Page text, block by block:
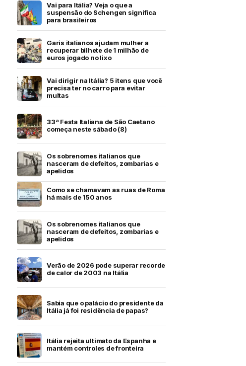
Vai para Itália? Veja o que a
suspensão do Schengen significa
para brasileiros
Garis italianos ajudam mulher a
recuperar bilhete de 1 milhão de
euros jogado no lixo
Vai dirigir na Itália? 5 itens que você
precisa ter no carro para evitar
multas
33ª Festa Italiana de São Caetano
começa neste sábado (8)
Os sobrenomes italianos que
nasceram de defeitos, zombarias e
apelidos
Como se chamavam as ruas de Roma
há mais de 150 anos
Os sobrenomes italianos que
nasceram de defeitos, zombarias e
apelidos
Verão de 2026 pode superar recorde
de calor de 2003 na Itália
Sabia que o palácio do presidente da
Itália já foi residência de papas?
Itália rejeita ultimato da Espanha e
mantém controles de fronteira